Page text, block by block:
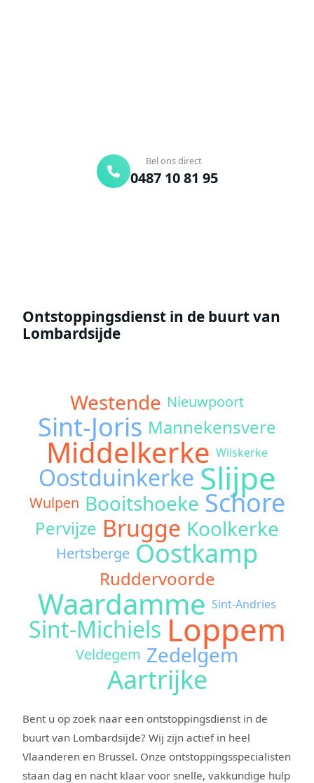
Bel ons direct
0487 10 81 95
Ontstoppingsdienst in de buurt van
Lombardsijde
Westende Nieuwpoort
Sint-Joris Mannekensvere
Middelkerke Wilskerke
Oostduinkerke Slijpe
Wulpen Booitshoeke Schore
Pervijze Brugge Koolkerke
Hertsberge Oostkamp
Ruddervoorde
Waardamme Sint-Andries
Sint-MichielsLoppem
Veldegem Zedelgem
Aartrijke
Bent u op zoek naar een ontstoppingsdienst in de
buurt van Lombardsijde? Wij zijn actief in heel
Vlaanderen en Brussel. Onze ontstoppingsspecialisten
staan dag en nacht klaar voor snelle, vakkundige hulp